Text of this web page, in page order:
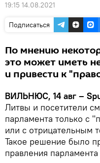
19:15 14.08.2021
Подписаться
По мнению
это может иметь
и привести к
ВИЛЬНЮС, 14 авг –
Литвы и посетители
парламента только с
или с отрицательным
Такое решение было
правления парламента